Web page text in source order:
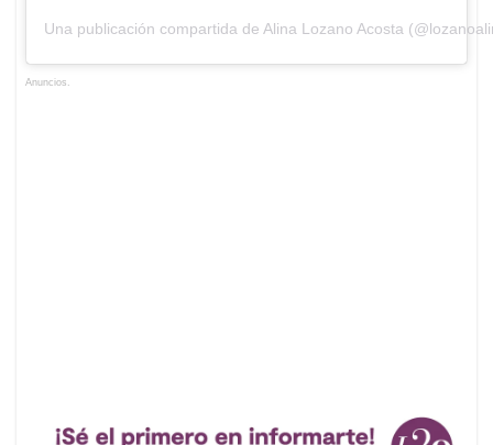
Una publicación compartida de Alina Lozano Acosta
Anuncios.